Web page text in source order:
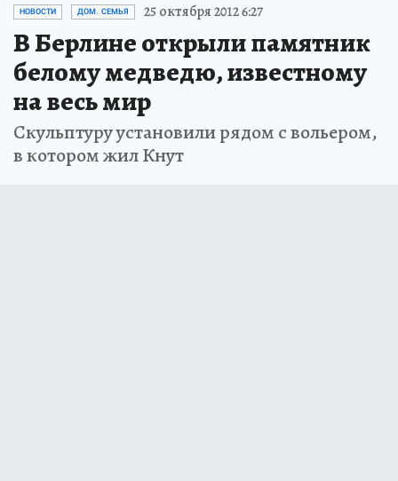
НОВОСТИ ДОМ. СЕМЬЯ 25 октября 2012 6:27
В Берлине открыли памятник
белому медведю, известному
на весь мир
Скульптуру установили рядом с вольером,
в котором жил Кнут